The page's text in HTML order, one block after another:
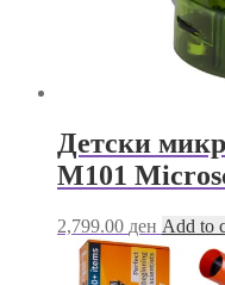
Детски
M101
2,799.00 ден Add to